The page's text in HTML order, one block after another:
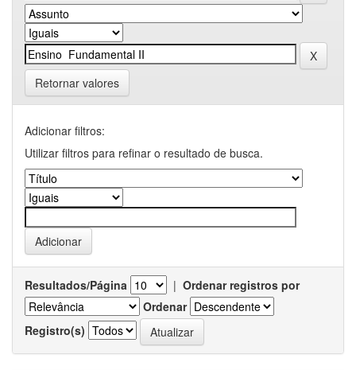
Retornar valores
Adicionar filtros:
Utilizar filtros para refinar o resultado de busca.
Resultados/Página | Ordenar registros por
Ordenar
Registro(s)